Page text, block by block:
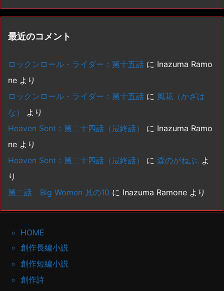
最近のコメント
ロックンロール・ライダー：第十五話 に Inazuma Ramo
ne より
ロックンロール・ライダー：第十五話 に 風花（かざは
な）
より
Heaven Sent：第二十四話（最終話）
に Inazuma Ramo
ne より
Heaven Sent：第二十四話（最終話）
に 森のがねぶ. よ
り
第二話 Big Women 其の10 に Inazuma Ramone より
HOME
創作長編小説
創作短編小説
創作詩